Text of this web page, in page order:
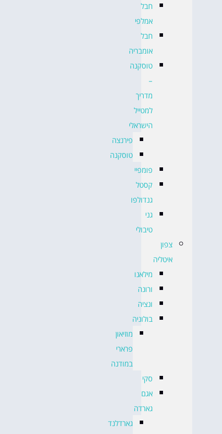
חבל
אמלפי
חבל
אומבריה
טוסקנה
–
מדריך
למטייל
הישראלי
פירנצה
טוסקנה
פומפיי
קסטל
גנדולפו
גני
טיבולי
צפון
איטליה
מילאנו
ורונה
ונציה
בולוניה
מוזיאון
פרארי
במודנה
סקי
אגם
גארדה
גארדלנד